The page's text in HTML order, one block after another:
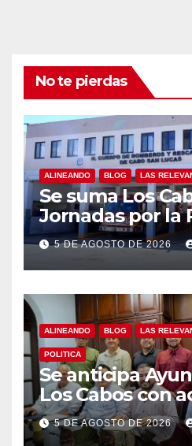
No te pierdas
ALINEANDO BLOG LAS
Se suma Los
Jornadas por la
capacitación en
auxilios para
5 DE AGOSTO DE 2026
ALINEANDO BLOG LAS
POLITICA
Se anticipa
Los Cabos con
preventivas
centro histórico
5 DE AGOSTO DE 2026